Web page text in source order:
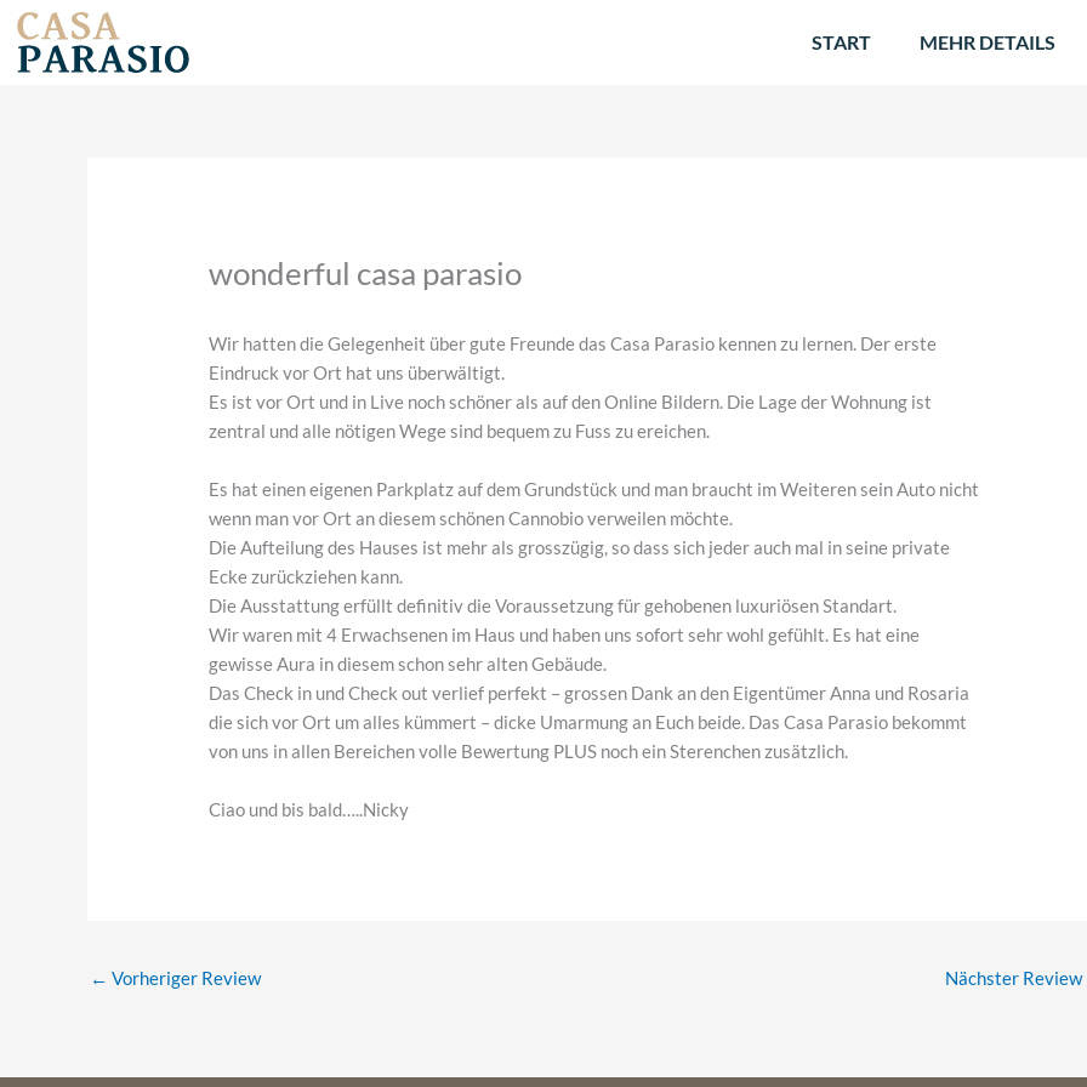
Zum
Inhalt
springen
START MEHR DETAILS
wonderful casa parasio
Wir hatten die Gelegenheit über gute Freunde das Casa Parasio kennen zu lernen. Der erste
Eindruck vor Ort hat uns überwältigt.
Es ist vor Ort und in Live noch schöner als auf den Online Bildern. Die Lage der Wohnung ist
zentral und alle nötigen Wege sind bequem zu Fuss zu ereichen.
Es hat einen eigenen Parkplatz auf dem Grundstück und man braucht im Weiteren sein Auto nicht
wenn man vor Ort an diesem schönen Cannobio verweilen möchte.
Die Aufteilung des Hauses ist mehr als grosszügig, so dass sich jeder auch mal in seine private
Ecke zurückziehen kann.
Die Ausstattung erfüllt definitiv die Voraussetzung für gehobenen luxuriösen Standart.
Wir waren mit 4 Erwachsenen im Haus und haben uns sofort sehr wohl gefühlt. Es hat eine
gewisse Aura in diesem schon sehr alten Gebäude.
Das Check in und Check out verlief perfekt – grossen Dank an den Eigentümer Anna und Rosaria
die sich vor Ort um alles kümmert – dicke Umarmung an Euch beide. Das Casa Parasio bekommt
von uns in allen Bereichen volle Bewertung PLUS noch ein Sterenchen zusätzlich.
Ciao und bis bald…..Nicky
← Vorheriger Review Nächster Review